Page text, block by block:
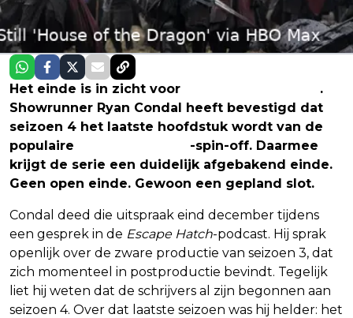
Het einde is in zicht voor
.
Showrunner Ryan Condal heeft bevestigd dat
seizoen 4 het laatste hoofdstuk wordt van de
populaire
-spin-off. Daarmee
krijgt de serie een duidelijk afgebakend einde.
Geen open einde. Gewoon een gepland slot.
Condal deed die uitspraak eind december tijdens
een gesprek in de Escape Hatch-podcast. Hij sprak
openlijk over de zware productie van seizoen 3, dat
zich momenteel in postproductie bevindt. Tegelijk
liet hij weten dat de schrijvers al zijn begonnen aan
seizoen 4. Over dat laatste seizoen was hij helder: het